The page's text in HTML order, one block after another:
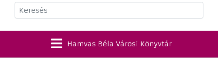
Keresés
Hamvas Béla Városi Könyvtár